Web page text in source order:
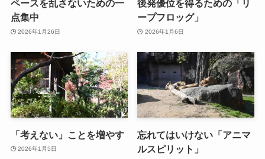
ペースを乱さないための一
点集中
2026年1月26日
後発優位を得るための「リ
ープフロッグ」
2026年1月6日
「考えない」ことを増やす
2026年1月5日
忘れてはいけない「アニマ
ルスピリット」